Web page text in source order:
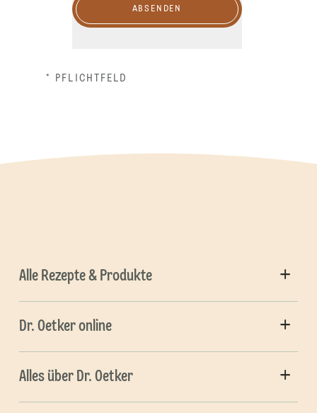
ABSENDEN
* PFLICHTFELD
Alle Rezepte & Produkte
Dr. Oetker online
Alles über Dr. Oetker